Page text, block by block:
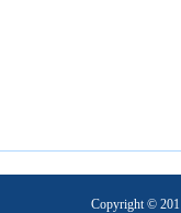
Copyright ©